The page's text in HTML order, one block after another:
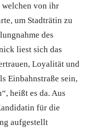
welchen von ihr
um Stadträtin zu
des
liest sich das
Loyalität und
Einbahnstraße sein,
heißt es da. Aus
für die
aufgestellt